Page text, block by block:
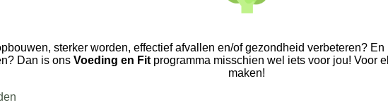
sterker worden, effectief afvallen en/of gezondheid verbeteren?
Dan is ons Voeding en Fit programma misschien wel iets voor jou! Voor
maken!